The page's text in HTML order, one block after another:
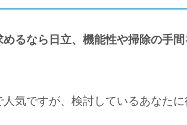
るなら日立、機能性や掃除の手
人気ですが、検討しているあなた